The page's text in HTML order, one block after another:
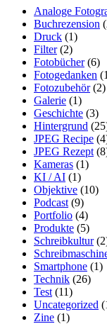
Analoge
Buchrezension
Druck (1)
Filter(2)
Fotobücher(6)
Fotogedanken
Fotozubehör(2)
Galerie (1)
Geschichte (3)
Hintergrund
JPEG Recipe
JPEG Rezept
Kameras (1)
KI / AI (1)
Objektive (10)
Podcast (9)
Portfolio (4)
Produkte (5)
Schreibkultur
Smartphone (1)
Technik (26)
Test (11)
Uncategorized
Zine (1)